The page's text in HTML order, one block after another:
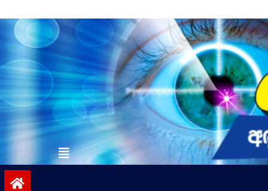
to
contentvinivida.lk